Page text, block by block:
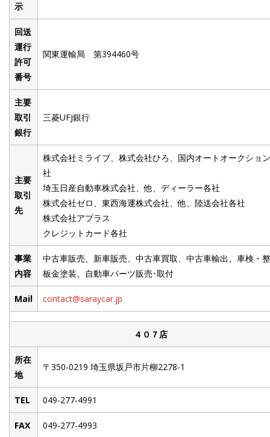
示
回送
運行
許可
番号
関東運輸局 第394460号
主要
取引
銀行
三菱UFJ銀行
主要
取引
先
株式会社ミライブ、株式会社ひろ、国内オートオークショ
社
埼玉日産自動車株式会社、他、ディーラー各社
株式会社ゼロ、東西海運株式会社、他、陸送会社各社
株式会社アプラス
クレジットカード各社
事業
内容
中古車販売、新車販売、中古車買取、中古車輸出、車検・
板金塗装、自動車パーツ販売･取付
Mail contact@saraycar.jp
４０７店
所在
地
〒350-0219 埼玉県坂戸市片柳2278-1
TEL 049-277-4991
FAX 049-277-4993